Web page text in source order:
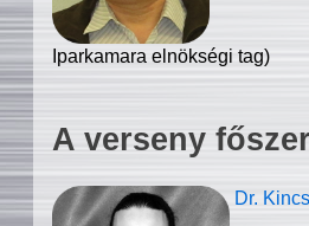
Iparkamara elnökségi tag)
A verseny
Dr.